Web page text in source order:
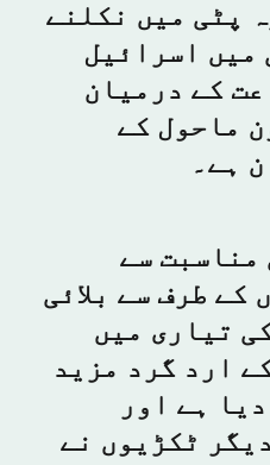
پٹی میں نکلنے
میں اسرائیل
کے درمیان
ماحول کے
ہے۔
مناسبت سے
کے طرف سے بلائی
تیاری میں
ارد گرد مزید
ہے اور
ٹکڑیوں نے